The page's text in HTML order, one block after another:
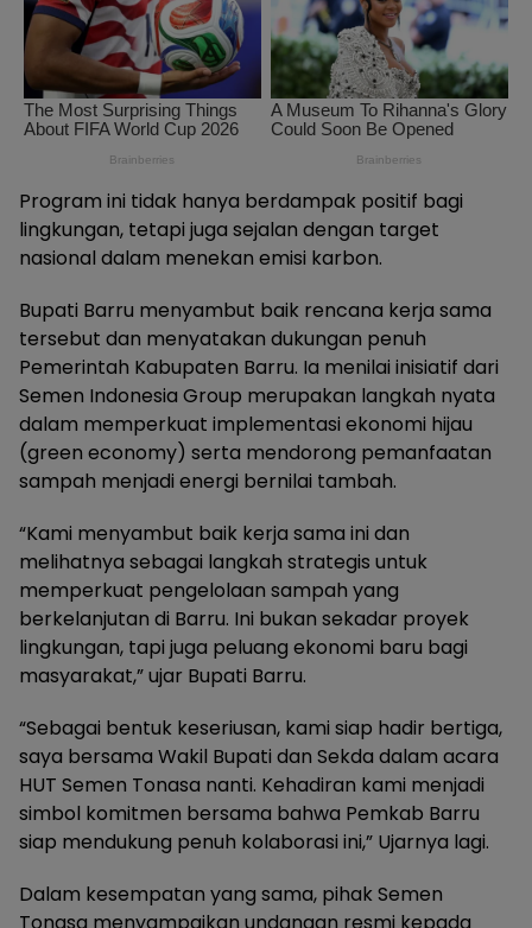
Program ini tidak hanya berdampak positif bagi
lingkungan, tetapi juga sejalan dengan target
nasional dalam menekan emisi karbon.
Bupati Barru menyambut baik rencana kerja sama
tersebut dan menyatakan dukungan penuh
Pemerintah Kabupaten Barru. Ia menilai inisiatif dari
Semen Indonesia Group merupakan langkah nyata
dalam memperkuat implementasi ekonomi hijau
(green economy) serta mendorong pemanfaatan
sampah menjadi energi bernilai tambah.
“Kami menyambut baik kerja sama ini dan
melihatnya sebagai langkah strategis untuk
memperkuat pengelolaan sampah yang
berkelanjutan di Barru. Ini bukan sekadar proyek
lingkungan, tapi juga peluang ekonomi baru bagi
masyarakat,” ujar Bupati Barru.
“Sebagai bentuk keseriusan, kami siap hadir bertiga,
saya bersama Wakil Bupati dan Sekda dalam acara
HUT Semen Tonasa nanti. Kehadiran kami menjadi
simbol komitmen bersama bahwa Pemkab Barru
siap mendukung penuh kolaborasi ini,” Ujarnya lagi.
Dalam kesempatan yang sama, pihak Semen